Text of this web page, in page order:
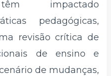
impactado
pedagógicas,
revisão crítica de
de ensino e
de mudanças,